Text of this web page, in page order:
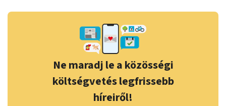
Ne maradj le a közösségi
költségvetés legfrissebb
híreiről!